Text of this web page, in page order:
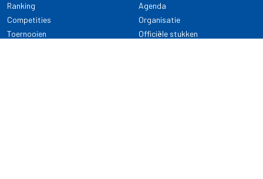
Ranking
Competities
Toernooien
Agenda
Organisatie
Officiële stukken